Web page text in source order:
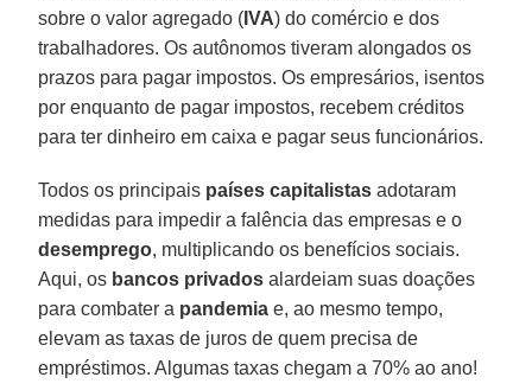
sobre o valor agregado ( IVA) do comércio e dos
trabalhadores. Os autônomos tiveram alongados os
prazos para pagar impostos. Os empresários, isentos
por enquanto de pagar impostos, recebem créditos
para ter dinheiro em caixa e pagar seus funcionários.
Todos os principais países capitalistas adotaram
medidas para impedir a falência das empresas e o
desemprego, multiplicando os benefícios sociais.
Aqui, os bancos privados alardeiam suas doações
para combater a pandemia e, ao mesmo tempo,
elevam as taxas de juros de quem precisa de
empréstimos. Algumas taxas chegam a 70% ao ano!